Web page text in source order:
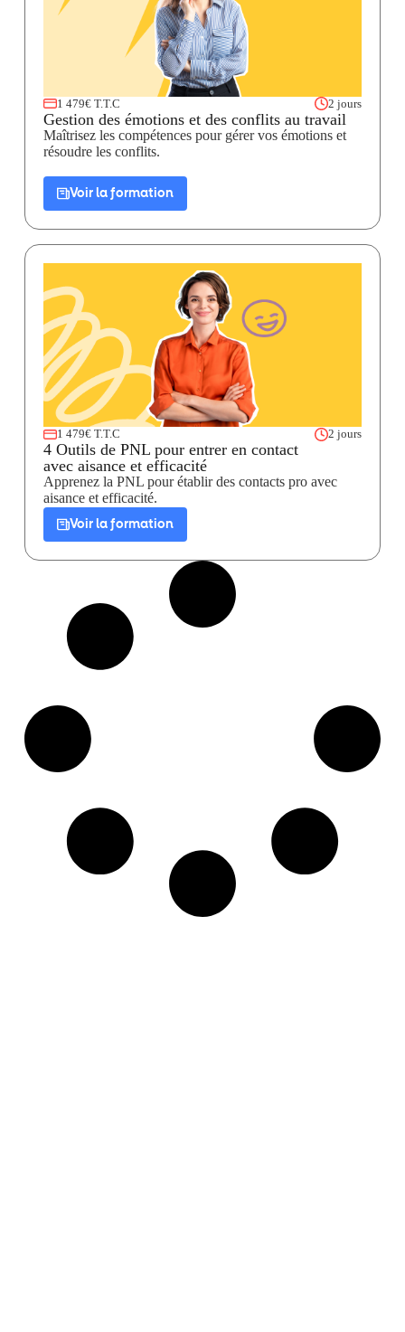
1 479€ T.T.C 2 jours
Gestion des émotions et des conflits au travail
Maîtrisez les compétences pour gérer vos émotions et
résoudre les conflits.
Voir la formation
1 479€ T.T.C 2 jours
4 Outils de PNL pour entrer en contact
avec aisance et efficacité
Apprenez la PNL pour établir des contacts pro avec
aisance et efficacité.
Voir la formation